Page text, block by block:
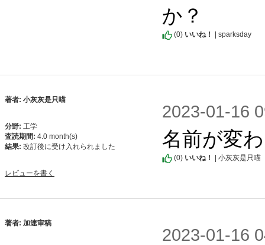
か？
(0) いいね！ | sparksday
著者: 小灰灰是只喵
分野: 工学
査読期間: 4.0 month(s)
結果: 改訂後に受け入れられました
レビューを書く
2023-01-16
名前が変
(0) いいね！ | 小灰灰是只喵
著者: 加速审稿
2023-01-16